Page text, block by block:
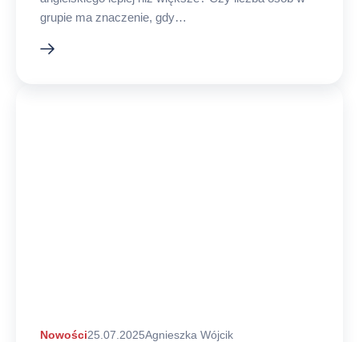
grupie ma znaczenie, gdy…
Nowości25.07.2025Autor
Agnieszka Wójcik